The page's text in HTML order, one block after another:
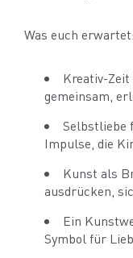
Was euch erwartet:
Kreativ-
gemeinsam,
Selbstliebe
Impulse, die
Kunst als
ausdrücken,
Ein
Symbol für